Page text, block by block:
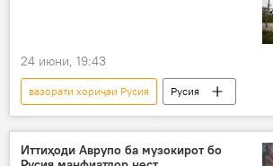
24 июни, 19:43
вазорати хориҷаи Русия
Русия
Дар Русия
Дар ҷаҳон Сиёсат
Иттиҳоди Аврупо ба музокирот бо